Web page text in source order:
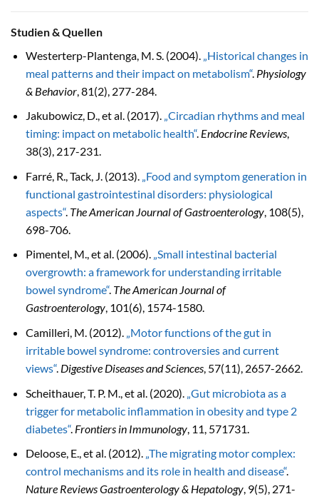
Studien & Quellen
Westerterp-Plantenga, M. S. (2004).
„Historical changes in
meal patterns and their impact on metabolism“. Physiology
& Behavior, 81(2), 277-284.
Jakubowicz, D., et al. (2017). „Circadian rhythms and meal
timing: impact on metabolic health“. Endocrine Reviews,
38(3), 217-231.
Farré, R., Tack, J. (2013).
„Food and symptom generation in
functional gastrointestinal disorders: physiological
aspects“. The American Journal of Gastroenterology, 108(5),
698-706.
Pimentel, M., et al. (2006). „Small intestinal bacterial
overgrowth: a framework for understanding irritable
bowel syndrome“. The American Journal of
Gastroenterology, 101(6), 1574-1580.
Camilleri, M. (2012). „Motor functions of the gut in
irritable bowel syndrome: controversies and current
views“. Digestive Diseases and Sciences, 57(11), 2657-2662.
Scheithauer, T. P. M., et al. (2020).
„Gut microbiota as a
trigger for metabolic inflammation in obesity and type 2
diabetes“. Frontiers in Immunology, 11, 571731.
Deloose, E., et al. (2012). „The migrating motor complex:
control mechanisms and its role in health and disease“.
Nature Reviews Gastroenterology & Hepatology, 9(5), 271-